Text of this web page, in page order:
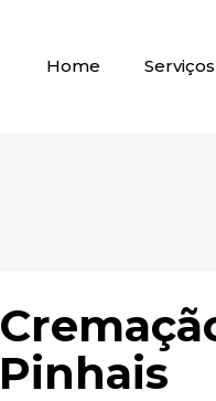
Home Serviços
Pinhais